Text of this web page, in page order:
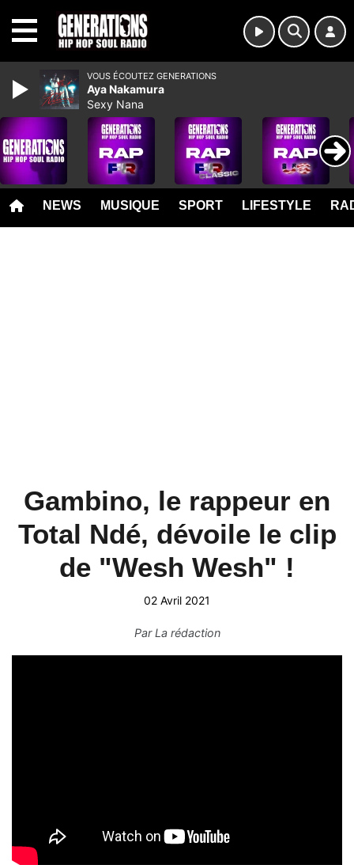
NEWS MUSIQUE SPORT LIFESTYLE
Gambino, le rappeur en
Total Ndé, dévoile le clip
de "Wesh Wesh" !
02 Avril 2021
ParLa rédaction
VOUS ÉCOUTEZ GENERATIONS
Aya Nakamura
Sexy Nana